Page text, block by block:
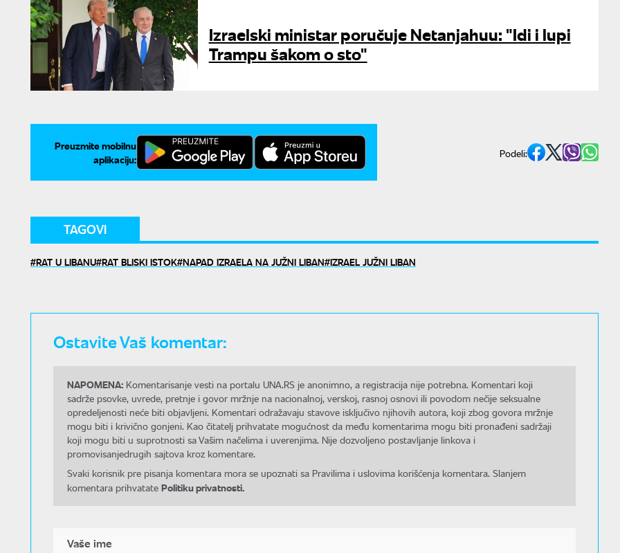
Izraelski ministar poručuje Netanjahuu: "Idi i lupi
Trampu šakom o sto"
Preuzmite mobilnu
aplikaciju:
Podeli:
TAGOVI
RAT U LIBANU RAT BLISKI ISTOK NAPAD IZRAELA NA JUŽNI LIBAN IZRAEL JUŽNI LIBAN
Ostavite Vaš komentar:
NAPOMENA: Komentarisanje vesti na portalu UNA.RS je anonimno, a registracija nije potrebna. Komentari koji
sadrže psovke, uvrede, pretnje i govor mržnje na nacionalnoj, verskoj, rasnoj osnovi ili povodom nečije seksualne
opredeljenosti neće biti objavljeni. Komentari odražavaju stavove isključivo njihovih autora, koji zbog govora mržnje
mogu biti i krivično gonjeni. Kao čitatelj prihvatate mogućnost da među komentarima mogu biti pronađeni sadržaji
koji mogu biti u suprotnosti sa Vašim načelima i uverenjima. Nije dozvoljeno postavljanje linkova i
promovisanjedrugih sajtova kroz komentare.
Svaki korisnik pre pisanja komentara mora se upoznati sa Pravilima i uslovima korišćenja komentara. Slanjem
komentara prihvatate Politiku privatnosti.